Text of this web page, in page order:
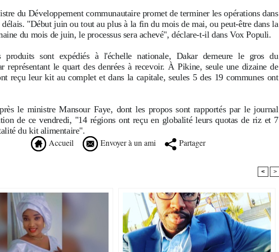
du Développement communautaire promet de terminer les opérations dans
"Début juin ou tout au plus à la fin du mois de mai, ou peut-être dans la
du mois de juin, le processus sera achevé", déclare-t-il dans Vox Populi.
produits sont expédiés à l'échelle nationale, Dakar demeure le gros du
représentant le quart des denrées à recevoir. À Pikine, seule une dizaine de
reçu leur kit au complet et dans la capitale, seules 5 des 19 communes ont
le ministre Mansour Faye, dont les propos sont rapportés par le journal
de ce vendredi, "14 régions ont reçu en globalité leurs quotas de riz et 7
du kit alimentaire".
Accueil Envoyer à un ami Partager
< >